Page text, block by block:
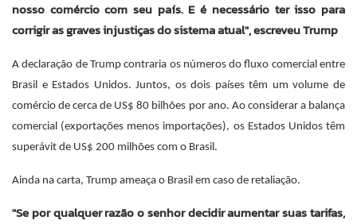
nosso comércio com seu país. E é necessário ter isso para
corrigir as graves injustiças do sistema atual", escreveu Trump
A declaração de Trump contraria os números do fluxo comercial entre
Brasil e Estados Unidos. Juntos, os dois países têm um volume de
comércio de cerca de US$ 80 bilhões por ano. Ao considerar a balança
comercial (exportações menos importações), os Estados Unidos têm
superávit de US$ 200 milhões com o Brasil.
Ainda na carta, Trump ameaça o Brasil em caso de retaliação.
"Se por qualquer razão o senhor decidir aumentar suas tarifas,